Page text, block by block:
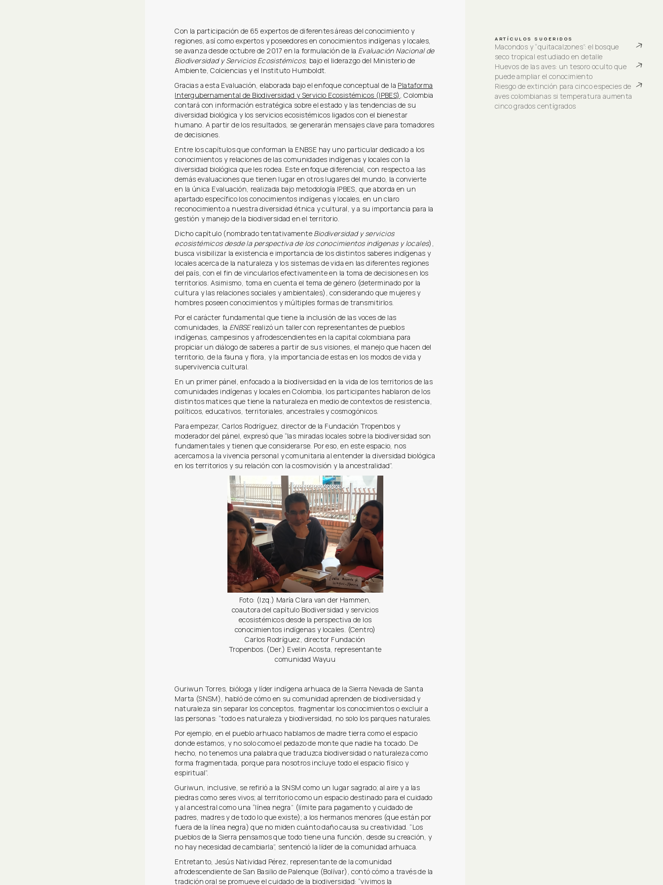
Con la participación de 65 expertos de diferentes áreas del conocimiento y
regiones, así como expertos y poseedores en conocimientos indígenas y locales,
se avanza desde octubre de 2017 en la formulación de la Evaluación Nacional de
Biodiversidad y Servicios Ecosistémicos, bajo el liderazgo del Ministerio de
Ambiente, Colciencias y el Instituto Humboldt.
Gracias a esta Evaluación, elaborada bajo el enfoque conceptual de la Plataforma
Intergubernamental de Biodiversidad y Servicio Ecosistémicos (IPBES) , Colombia
contará con información estratégica sobre el estado y las tendencias de su
diversidad biológica y los servicios ecosistémicos ligados con el bienestar
humano. A partir de los resultados, se generarán mensajes clave para tomadores
de decisiones.
Entre los capítulos que conforman la ENBSE hay uno particular dedicado a los
conocimientos y relaciones de las comunidades indígenas y locales con la
diversidad biológica que les rodea. Este enfoque diferencial, con respecto a las
demás evaluaciones que tienen lugar en otros lugares del mundo, la convierte
en la única Evaluación, realizada bajo metodología IPBES, que aborda en un
apartado específico los conocimientos indígenas y locales, en un claro
reconocimiento a nuestra diversidad étnica y cultural, y a su importancia para la
gestión y manejo de la biodiversidad en el territorio.
Dicho capítulo (nombrado tentativamente Biodiversidad y servicios
ecosistémicos desde la perspectiva de los conocimientos indígenas y locales),
busca visibilizar la existencia e importancia de los distintos saberes indígenas y
locales acerca de la naturaleza y los sistemas de vida en las diferentes regiones
del país, con el fin de vincularlos efectivamente en la toma de decisiones en los
territorios. Asimismo, toma en cuenta el tema de género (determinado por la
cultura y las relaciones sociales y ambientales), considerando que mujeres y
hombres poseen conocimientos y múltiples formas de transmitirlos.
Por el carácter fundamental que tiene la inclusión de las voces de las
comunidades, la ENBSErealizó un taller con representantes de pueblos
indígenas, campesinos y afrodescendientes en la capital colombiana para
propiciar un diálogo de saberes a partir de sus visiones, el manejo que hacen del
territorio, de la fauna y flora, y la importancia de estas en los modos de vida y
supervivencia cultural.
En un primer pánel, enfocado a la biodiversidad en la vida de los territorios de las
comunidades indígenas y locales en Colombia, los participantes hablaron de los
distintos matices que tiene la naturaleza en medio de contextos de resistencia,
políticos, educativos, territoriales, ancestrales y cosmogónicos.
Para empezar, Carlos Rodríguez, director de la Fundación Tropenbos y
moderador del pánel, expresó que “las miradas locales sobre la biodiversidad son
fundamentales y tienen que considerarse. Por eso, en este espacio, nos
acercamos a la vivencia personal y comunitaria al entender la diversidad biológica
en los territorios y su relación con la cosmovisión y la ancestralidad”.
Foto: (Izq.) María Clara van der Hammen,
coautora del capítulo Biodiversidad y servicios
ecosistémicos desde la perspectiva de los
conocimientos indígenas y locales. (Centro)
Carlos Rodríguez, director Fundación
Tropenbos. (Der.) Evelin Acosta, representante
comunidad Wayuu
Guriwun Torres, bióloga y líder indígena arhuaca de la Sierra Nevada de Santa
Marta (SNSM), habló de cómo en su comunidad aprenden de biodiversidad y
naturaleza sin separar los conceptos, fragmentar los conocimientos o excluir a
las personas: “todo es naturaleza y biodiversidad, no solo los parques naturales.
Por ejemplo, en el pueblo arhuaco hablamos de madre tierra como el espacio
donde estamos, y no solo como el pedazo de monte que nadie ha tocado. De
hecho, no tenemos una palabra que traduzca biodiversidad o naturaleza como
forma fragmentada, porque para nosotros incluye todo el espacio físico y
espiritual”.
Guriwun, inclusive, se refirió a la SNSM como un lugar sagrado; al aire y a las
piedras como seres vivos; al territorio como un espacio destinado para el cuidado
y al ancestral como una “línea negra” (límite para pagamento y cuidado de
padres, madres y de todo lo que existe); a los hermanos menores (que están por
fuera de la línea negra) que no miden cuánto daño causa su creatividad. “Los
pueblos de la Sierra pensamos que todo tiene una función, desde su creación, y
no hay necesidad de cambiarla”, sentenció la líder de la comunidad arhuaca.
Entretanto, Jesús Natividad Pérez, representante de la comunidad
afrodescendiente de San Basilio de Palenque (Bolívar), contó cómo a través de la
tradición oral se promueve el cuidado de la biodiversidad: “vivimos la
ARTÍCULOS SUGERIDOS
Macondos y “quitacalzones”: el bosque
seco tropical estudiado en detalle
Huevos de las aves: un tesoro oculto que
puede ampliar el conocimiento
Riesgo de extinción para cinco especies de
aves colombianas si temperatura aumenta
cinco grados centígrados